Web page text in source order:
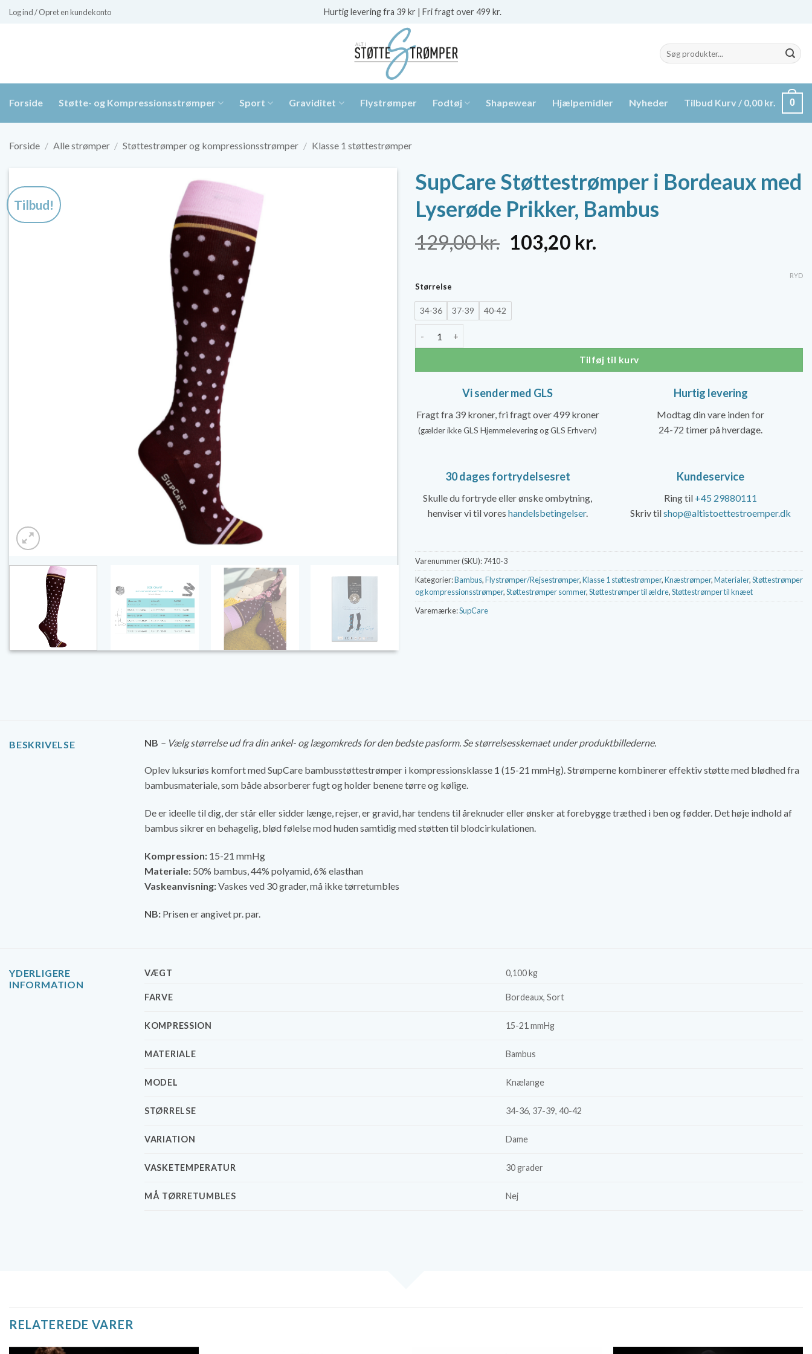
Fortsæt
Log ind / Opret en kundekonto Hurtig levering fra 39 kr | Fri fragt over 499 kr.
Søg
efter:
Forside Støtte- og Kompressionsstrømper Sport Graviditet Flystrømper Fodtøj Shapewear Hjælpemidler Nyheder Tilbud Kurv / 0,00 kr. 0
Forside / Alle strømper / Støttestrømper og kompressionsstrømper / Klasse 1 støttestrømper
Tilbud!
SupCare Støttestrømper i Bordeaux med
Lyserøde Prikker, Bambus
129,00kr. Den
var:
129,00 kr..
103,20 kr.Den
Størrelse
34-36 37-39 40-42
RYD
Tilføj til kurv
Vi sender med GLS
Fragt fra 39 kroner, fri fragt over 499 kroner
(gælder ikke GLS Hjemmelevering og GLS Erhverv)
Hurtig levering
Modtag din vare inden for
24-72 timer på hverdage.
30 dages fortrydelsesret
Skulle du fortryde eller ønske ombytning,
henviser vi til vores handelsbetingelser.
Kundeservice
Ring til +45 29880111
Skriv tilshop@altistoettestroemper.dk
Varenummer (SKU):7410-3
Kategorier:Bambus,Flystrømper/Rejsestrømper,Klasse 1 støttestrømper,Knæstrømper,Materialer,Støttestrømper
og kompressionsstrømper,Støttestrømper sommer,Støttestrømper til ældre,Støttestrømper til knæet
Varemærke:SupCare
BESKRIVELSE NB – Vælg størrelse ud fra din ankel- og lægomkreds for den bedste pasform. Se størrelsesskemaet under produktbillederne.
Oplev luksuriøs komfort med SupCare bambusstøttestrømper i kompressionsklasse 1 (15-21 mmHg). Strømperne kombinerer effektiv støtte med blødhed fra
bambusmateriale, som både absorberer fugt og holder benene tørre og kølige.
De er ideelle til dig, der står eller sidder længe, rejser, er gravid, har tendens til åreknuder eller ønsker at forebygge træthed i ben og fødder. Det høje indhold af
bambus sikrer en behagelig, blød følelse mod huden samtidig med støtten til blodcirkulationen.
Kompression: 15-21 mmHg
Materiale: 50% bambus, 44% polyamid, 6% elasthan
Vaskeanvisning:Vaskes ved 30 grader, må ikke tørretumbles
NB: Prisen er angivet pr. par.
YDERLIGERE
INFORMATION
VÆGT 0,100 kg
FARVE Bordeaux, Sort
KOMPRESSION 15-21 mmHg
MATERIALE Bambus
MODEL Knælange
STØRRELSE 34-36, 37-39, 40-42
VARIATION Dame
VASKETEMPERATUR 30 grader
MÅ TØRRETUMBLES Nej
RELATEREDE VARER